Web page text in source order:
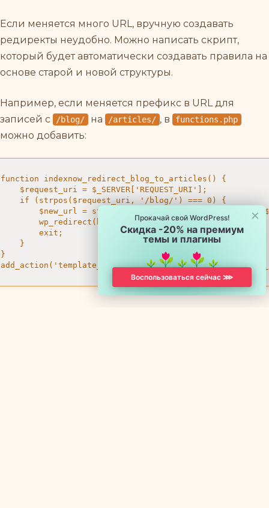
Если меняется много URL, вручную создавать
редиректы неудобно. Можно написать скрипт,
который будет автоматически создавать правила на
основе старой и новой структуры.
Например, если меняется префикс в URL для
записей с
/blog/ на /articles/ , в functions.php
можно добавить:
function indexnow_redirect_blog_to_articles() {
    $request_uri = $_SERVER['REQUEST_URI'];
    if (strpos($request_uri, '/blog/') === 0) {
$new_url = str_replace('/blog/', '/articles/',
        wp_redirect(home_url($new_url), 301);
        exit;
    }
}
add_action('template_redirect',
×
Прокачай свой WordPress!
Скидка -20% на премиум
темы и плагины
Воспользоваться сейчас ⋙